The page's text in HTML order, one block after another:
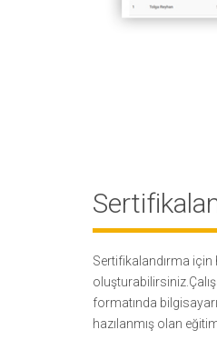
Sertifikalandırma için
formatında
hazılanmış olan